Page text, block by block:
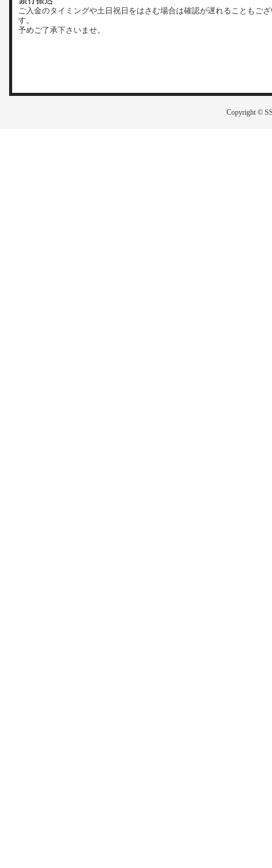
ご入金のタイミングや土日祝日をはさむ場合は確認が遅れることもご
す。
予めご了承下さいませ。
Copyright ©